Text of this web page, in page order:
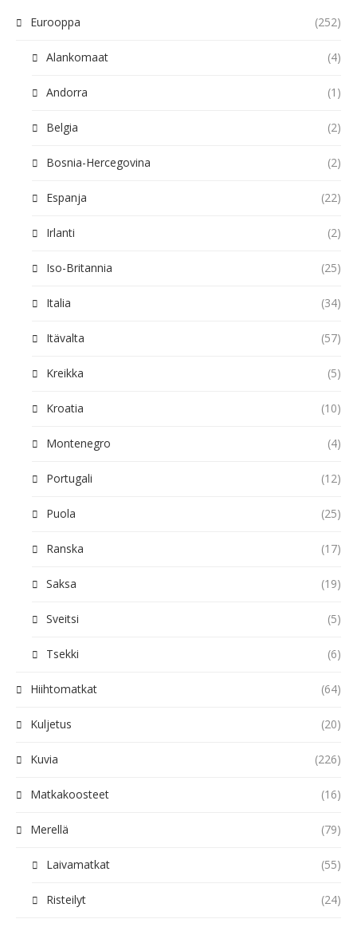
Eurooppa (252)
Alankomaat (4)
Andorra (1)
Belgia (2)
Bosnia-Hercegovina (2)
Espanja (22)
Irlanti (2)
Iso-Britannia (25)
Italia (34)
Itävalta (57)
Kreikka (5)
Kroatia (10)
Montenegro (4)
Portugali (12)
Puola (25)
Ranska (17)
Saksa (19)
Sveitsi (5)
Tsekki (6)
Hiihtomatkat (64)
Kuljetus (20)
Kuvia (226)
Matkakoosteet (16)
Merellä (79)
Laivamatkat (55)
Risteilyt (24)